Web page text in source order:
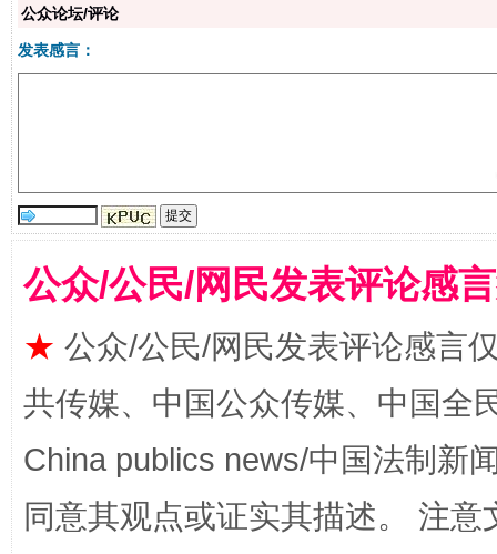
揭批美国五大"原罪" "炒
公众论坛/评论
发表感言：
公众/公民/网民发表评论感
★ 公众/公民/网民发表评论感言
共传媒、中国公众传媒、中国全
China publics news/中国法制新
同意其观点或证实其描述。 注